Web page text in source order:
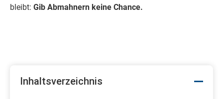
bleibt: Gib Abmahnern keine Chance.
Inhaltsverzeichnis